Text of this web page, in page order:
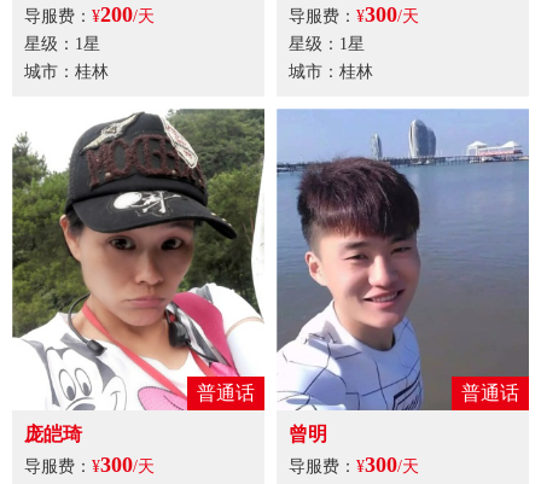
导服费： ¥200/天
星级：1星
城市：桂林
导服费： ¥300/天
星级：1星
城市：桂林
普通话
庞皑琦
导服费： ¥300/天
普通话
曾明
导服费： ¥300/天